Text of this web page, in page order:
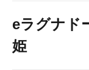
eラグナド
姫